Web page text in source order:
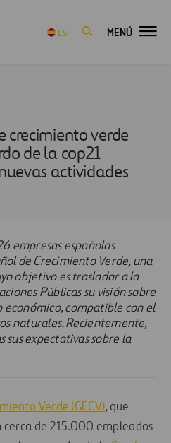
ES MENÚ
crecimiento verde
de la cop21
actividades
empresas españolas
de Crecimiento Verde, una
objetivo es trasladar a la
Públicas su visión sobre
compatible con el
naturales. Recientemente,
sus expectativas sobre la
Verde (GECV), que
cerca de 215.000 empleados